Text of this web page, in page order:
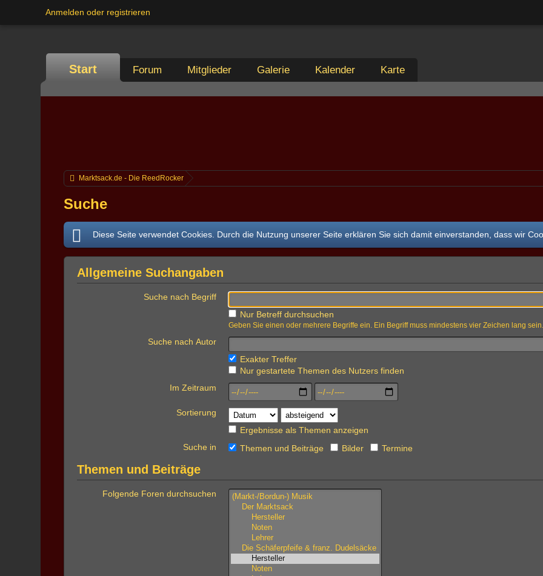
Anmelden oder registrieren
Start Forum Mitglieder Galerie Kalender Karte
Marktsack.de - Die ReedRocker
Suche
Diese Seite verwendet Cookies. Durch die Nutzung unserer Seite erklären Sie sich damit einverstanden, dass wir
Allgemeine Suchangaben
Suche nach Begriff
Nur Betreff durchsuchen
Geben Sie einen oder mehrere Begriffe ein. Ein Begriff muss mindestens vier Zeichen lang
Suche nach Autor
Exakter Treffer
Nur gestartete Themen des Nutzers finden
Im Zeitraum
Sortierung
Ergebnisse als Themen anzeigen
Suche in
Themen und Beiträge Bilder Termine
Themen und Beiträge
Folgende Foren durchsuchen